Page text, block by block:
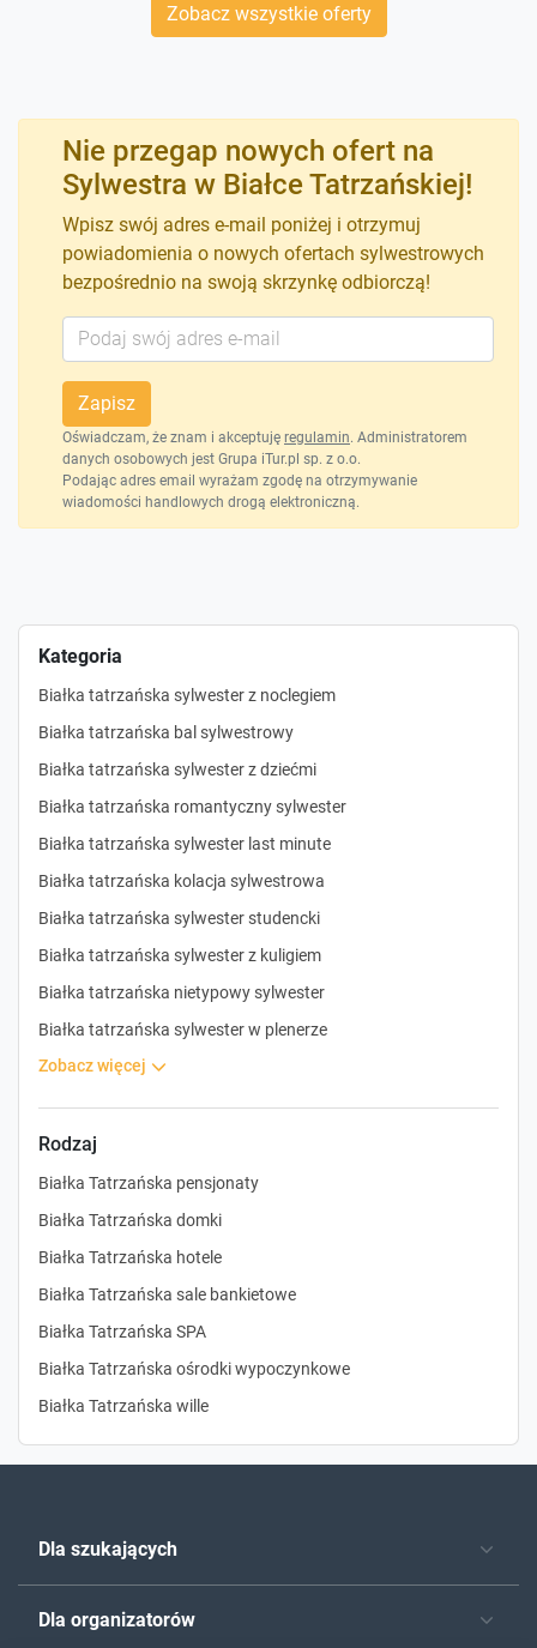
Kategoria
Białka tatrzańska sylwester z noclegiem
Białka tatrzańska bal sylwestrowy
Białka tatrzańska sylwester z dziećmi
Białka tatrzańska romantyczny sylwester
Białka tatrzańska sylwester last minute
Białka tatrzańska kolacja sylwestrowa
Białka tatrzańska sylwester studencki
Białka tatrzańska sylwester z kuligiem
Białka tatrzańska nietypowy sylwester
Białka tatrzańska sylwester w plenerze
zobacz więcej
Rodzaj
Białka Tatrzańska pensjonaty
Białka Tatrzańska domki
Białka Tatrzańska hotele
Białka Tatrzańska sale bankietowe
Białka Tatrzańska SPA
Białka Tatrzańska ośrodki wypoczynkowe
Białka Tatrzańska wille
Zobacz wszystkie oferty
Nie przegap nowych ofert na
Sylwestra w Białce Tatrzańskiej!
Wpisz swój adres e-mail poniżej i otrzymuj
powiadomienia o nowych ofertach sylwestrowych
bezpośrednio na swoją skrzynkę odbiorczą!
Zapisz
Oświadczam, że znam i akceptuję regulamin. Administratorem
danych osobowych jest Grupa iTur.pl sp. z o.o.
Podając adres email wyrażam zgodę na otrzymywanie
wiadomości handlowych drogą elektroniczną.
Dla szukających
Dla organizatorów